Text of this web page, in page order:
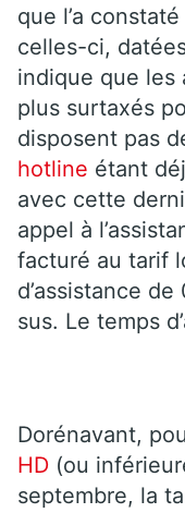
que l’a constaté
celles-ci,
indique que les
plus surtaxés
disposent pas
hotline étant
avec cette
appel à
facturé au tarif
d’assistance
sus. Le temps
Dorénavant,
HD (ou
septembre, la